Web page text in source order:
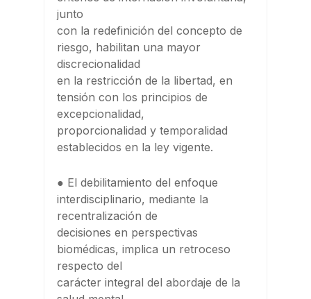
junto
con la redefinición del concepto de
riesgo, habilitan una mayor
discrecionalidad
en la restricción de la libertad, en
tensión con los principios de
excepcionalidad,
proporcionalidad y temporalidad
establecidos en la ley vigente.
● El debilitamiento del enfoque
interdisciplinario, mediante la
recentralización de
decisiones en perspectivas
biomédicas, implica un retroceso
respecto del
carácter integral del abordaje de la